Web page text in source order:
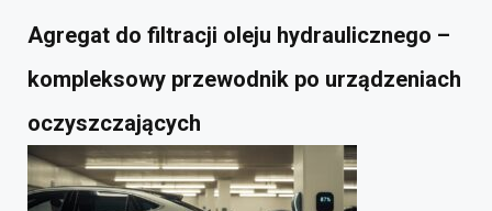
Agregat do filtracji oleju hydraulicznego –
kompleksowy przewodnik po urządzeniach
oczyszczających